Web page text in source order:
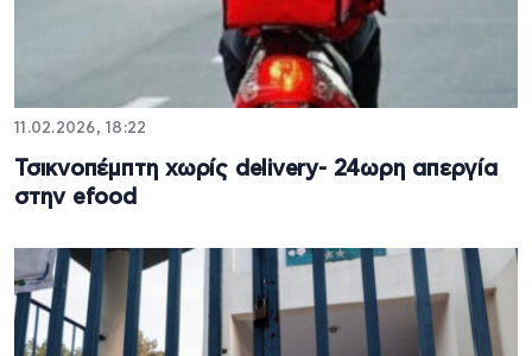
11.02.2026, 18:22
Τσικνοπέμπτη χωρίς delivery- 24ωρη απεργία
στην efood